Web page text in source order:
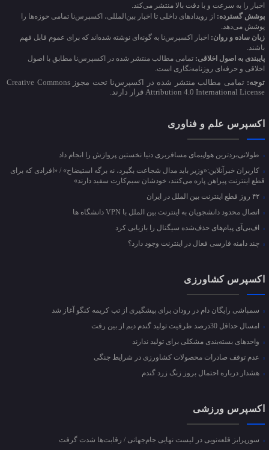
اخبار را به سرعت و با دقت بالا منتشر می‌کند.
پوشش گسترده: از رویدادهای داخلی تا اخبار بین‌المللی، اکسپرس‌نا تمامی حوزه‌ها را
پوشش می‌دهد.
زبان ساده و روان: اخبار اکسپرس‌نا به گونه‌ای نوشته شده‌اند که برای عموم قابل فهم
باشند.
پایبندی به اصول اخلاقی: تمامی مطالب منتشر شده در اکسپرس‌نا مطابق با اصول
اخلاقی و حرفه‌ای روزنامه‌نگاری است.
توجه:
تمامی مطالب منتشر شده در اکسپرس‌نا تحت مجوز Creative Commons
Attribution 4.0 International License قرار دارند.
اکسپرس علم و فناوری
طولانی‌بردترین هواپیمای مسافربری دنیا نخستین پروازش را انجام داد
کاربران خبرآنلاین:«وزیر باید مدال شجاعت بگیرد، نه برگه استیضاح» / «افرادی که برای
قطع اینترنت پیراهن پاره می‌کنند، خودشان سیم‌کارت سفید دارند»
اتصال محدود دانشجویان به اینترنت بین الملل با VPN دانشگاه ها
اف‌بی‌آی پیام‌های حذف‌شده سیگنال را بازیابی کرد
چند دامنه فارسی فعال در اینترنت وجود دارد؟
اکسپرس کشاورزی
سمپاشی رایگان دام در رودان برای پیشگیری از تب کریمه کنگو آغاز شد
امسال حداقل 30درصد ظرفیت تولید گندم دیم از بین رفت
واحد‌های بسته‌بندی مشکلی برای تولید ندارند
عدم توقف صادرات محصولات کشاورزی در شرایط جنگی
هشدار درباره احتمال بروز زنگ زرد گندم
اکسپرس ورزشی
سورپرایز قلعه‌نویی در لیست نهایی جام‌جهانی / رقابت‌ها شدت گرفت